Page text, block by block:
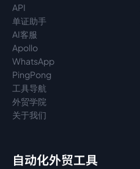
API
单证助手
AI客服
Apollo
WhatsApp
PingPong
工具导航
外贸学院
关于我们
自动化外贸工具